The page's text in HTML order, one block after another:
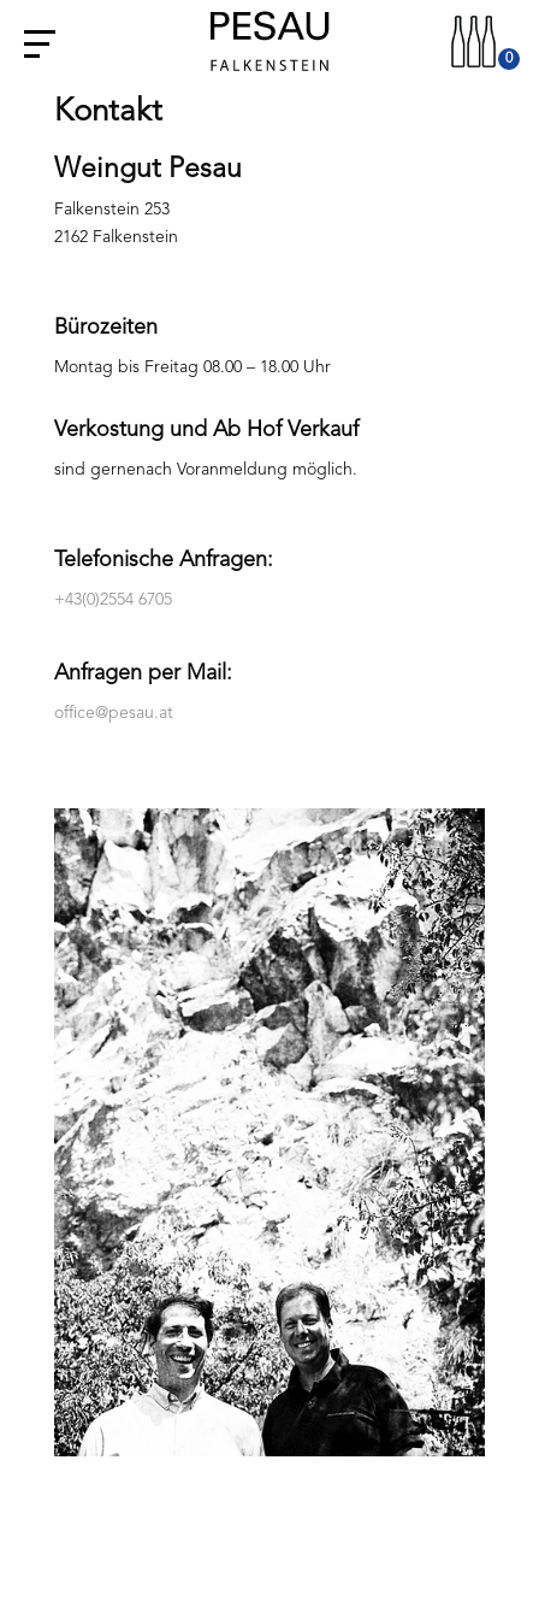
0
Kontakt
Weingut Pesau
Falkenstein 253
2162 Falkenstein
Bürozeiten
Montag bis Freitag 08.00 – 18.00 Uhr
Verkostung und Ab Hof Verkauf
sind gernenach Voranmeldung möglich.
Telefonische Anfragen:
+43(0)2554 6705
Anfragen per Mail:
office@pesau.at